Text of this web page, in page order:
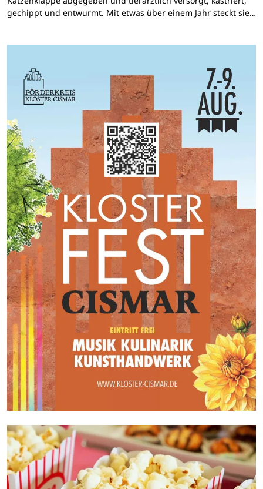
gechippt und entwurmt. Mit etwas über einem Jahr steckt sie…